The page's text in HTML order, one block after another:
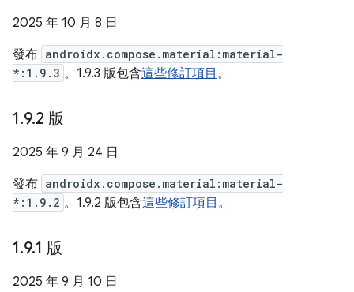
2025 年 10 月 8 日
發布 androidx.compose.material:material-
*:1.9.3 。1.9.3 版包含這些修訂項目 。
1.9.2 版
2025 年 9 月 24 日
發布 androidx.compose.material:material-
*:1.9.2 。1.9.2 版包含這些修訂項目 。
1.9.1 版
2025 年 9 月 10 日